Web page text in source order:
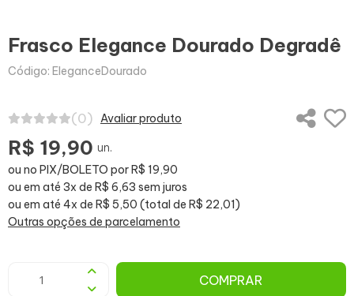
Frasco Elegance Dourado Degradê
Código: EleganceDourado
(0) Avaliar produto
R$ 19,90 un.
ou no PIX/BOLETO por R$ 19,90
ou em até 3x de R$ 6,63 sem juros
ou em até 4x de R$ 5,50 (total de R$ 22,01)
Outras opções de parcelamento
COMPRAR